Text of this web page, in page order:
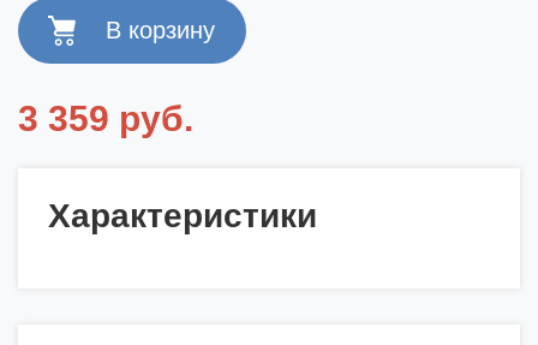
3 359 руб.
Характеристики